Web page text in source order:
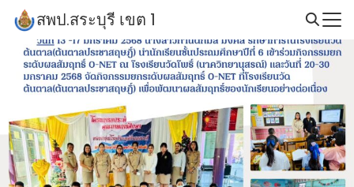
Skip
content
สพป.สระบุรี เขต 1
Search
for: